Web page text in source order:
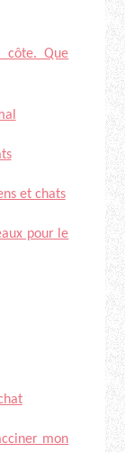
côte. Que
et chats
pour le
mon